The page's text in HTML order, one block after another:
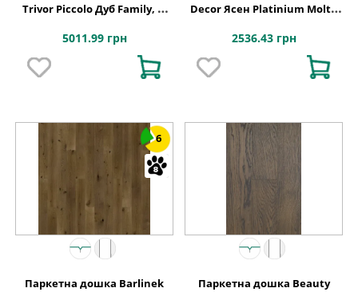
Trivor Piccolo Дуб Family, 1-
5011.99 грн
Decor Ясен Platinium Molti,
2536.43 грн
6
Паркетна дошка Barlinek
Паркетна дошка Beauty